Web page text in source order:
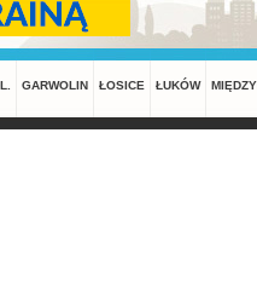
GARWOLIN ŁOSICE ŁUKÓW